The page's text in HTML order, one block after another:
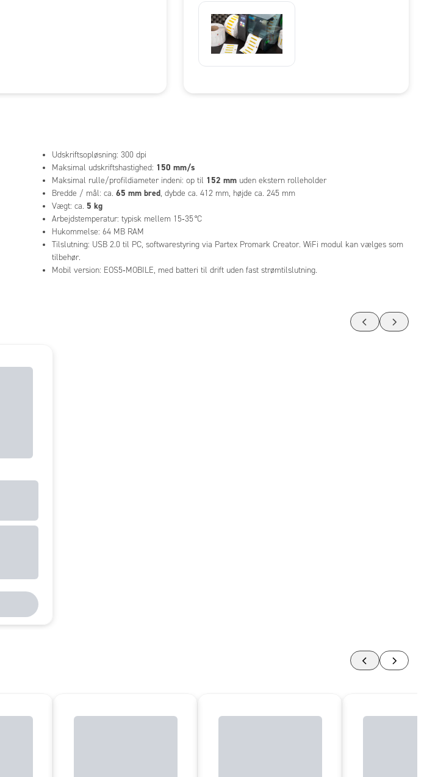
Udskriftsopløsning: 300 dpi
Maksimal udskriftshastighed: 150 mm/s
Maksimal rulle/profildiameter indeni: op til 152 mm uden ekstern rolleholder
Bredde / mål: ca. 65 mm bred, dybde ca. 412 mm, højde ca. 245 mm
Vægt: ca. 5 kg
Arbejdstemperatur: typisk mellem 15‑35 °C
Hukommelse: 64 MB RAM
Tilslutning: USB 2.0 til PC, softwarestyring via Partex Promark Creator. WiFi modul kan vælges som
tilbehør.
Mobil version: EOS5‑MOBILE, med batteri til drift uden fast strømtilslutning.